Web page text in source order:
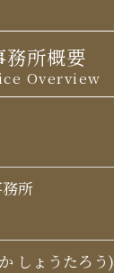
務所概要
Overview
所
しょうたろう)